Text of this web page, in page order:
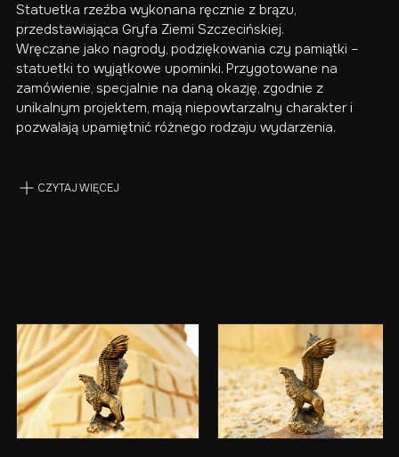
Statuetka rzeźba wykonana ręcznie z brązu,
przedstawiająca Gryfa Ziemi Szczecińskiej.
Wręczane jako nagrody, podziękowania czy pamiątki –
statuetki to wyjątkowe upominki. Przygotowane na
zamówienie, specjalnie na daną okazję, zgodnie z
unikalnym projektem, mają niepowtarzalny charakter i
pozwalają upamiętnić różnego rodzaju wydarzenia.
CZYTAJ WIĘCEJ